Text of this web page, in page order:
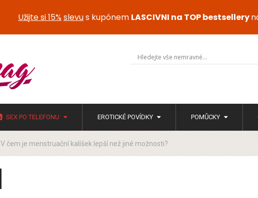
SEX PO TELEFONU EROTICKÉ POVÍDKY POMŮCKY
V čem je menstruační kalíšek lepší než jiné možnosti?
Užijte si 15%slevus kupónem LASCIVNI na TOP bestsellery